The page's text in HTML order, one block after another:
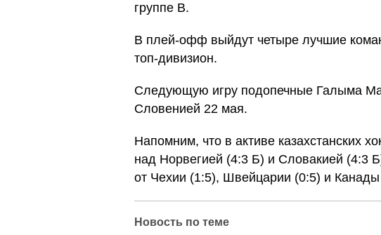
группе B.
В плей-офф выйдут четыре лучшие
топ-дивизион.
Следующую игру подопечные Галыма
Словенией 22 мая.
Напомним, что в активе казахстанских
над Норвегией (4:3 Б) и Словакией (4:3
от Чехии (1:5), Швейцарии (0:5) и
Новость по теме